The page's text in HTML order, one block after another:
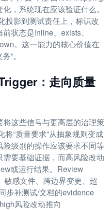
，系统现在应该验证什么。
投影到测试责任上，标识改
状态是inline、exists、
。这一能力的核心价值在
”。
：走向质量
这些信号与更高层的治理策
“质量要求”从抽象规则变成
级别的操作应该要求不同等
要基础证据，而高风险改动
或运行结果。Review
感文件、跨边界变更、超
步补测试/文档的evidence
风险改动推向